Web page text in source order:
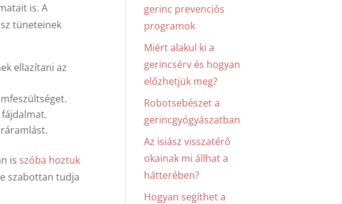
is. A
tüneteinek
ellazítani az
is szóba hoztuk
szabottan tudja
gerinc prevenciós
programok
Miért alakul ki a
gerincsérv és hogyan
előzhetjük meg?
Robotsebészet a
gerincgyógyászatban
Az isiász visszatérő
okainak mi állhat a
hátterében?
Hogyan segíthet a